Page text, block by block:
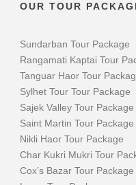
OUR TOUR
Sundarban Tour Package
Rangamati Kaptai Tour
Tanguar Haor Tour
Sylhet Tour Tour Package
Sajek Valley Tour Package
Saint Martin Tour Package
Nikli Haor Tour Package
Char Kukri Mukri Tour
Cox’s Bazar Tour Package